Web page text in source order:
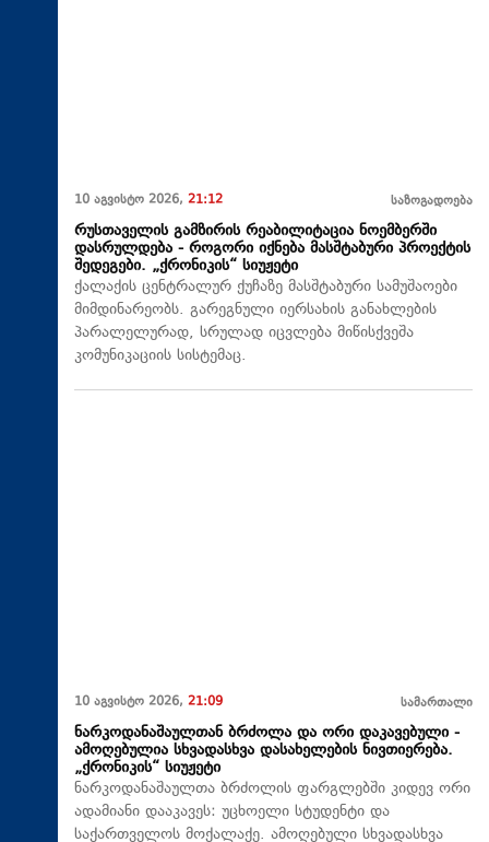
10 აგვისტო 2026, 21:12 საზოგადოება
რუსთაველის გამზირის რეაბილიტაცია ნოემბერში
დასრულდება - როგორი იქნება მასშტაბური პროექტის
შედეგები. „ქრონიკის“ სიუჟეტი
ქალაქის ცენტრალურ ქუჩაზე მასშტაბური სამუშაოები
მიმდინარეობს. გარეგნული იერსახის განახლების
პარალელურად, სრულად იცვლება მიწისქვეშა
კომუნიკაციის სისტემაც.
10 აგვისტო 2026, 21:09 სამართალი
ნარკოდანაშაულთან ბრძოლა და ორი დაკავებული -
ამოღებულია სხვადასხვა დასახელების ნივთიერება.
„ქრონიკის“ სიუჟეტი
ნარკოდანაშაულთა ბრძოლის ფარგლებში კიდევ ორი
ადამიანი დააკავეს: უცხოელი სტუდენტი და
საქართველოს მოქალაქე. ამოღებული სხვადასხვა